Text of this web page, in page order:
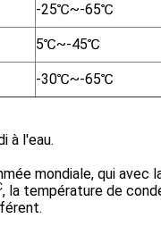
-25℃~-65℃
5℃~-45℃
-30℃~-65℃
à l'eau.
mondiale, qui avec
, la température de